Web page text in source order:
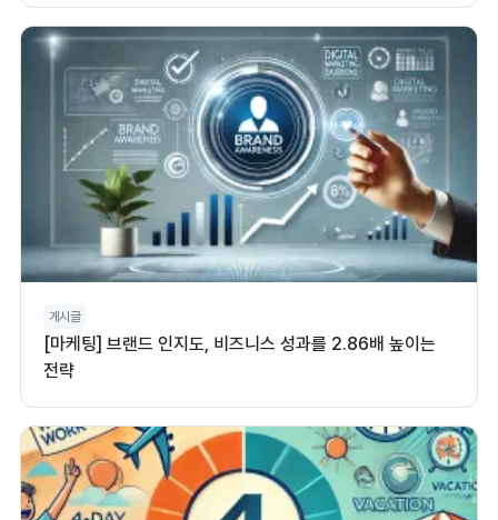
게시글
[마케팅] 브랜드 인지도, 비즈니스 성과를 2.86배 높이는
전략